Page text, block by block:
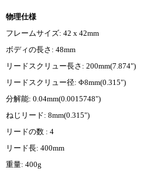
物理仕様
フレームサイズ: 42 x 42mm
ボディの長さ: 48mm
リードスクリュー長さ: 200mm(7.874")
リードスクリュー径: Φ8mm(0.315")
分解能: 0.04mm(0.0015748")
ねじリード: 8mm(0.315")
リードの数 : 4
リード長: 400mm
重量: 400g